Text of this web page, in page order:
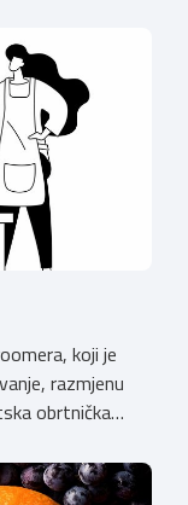
koji je
razmjenu
obrtnička
Zagrebačkom